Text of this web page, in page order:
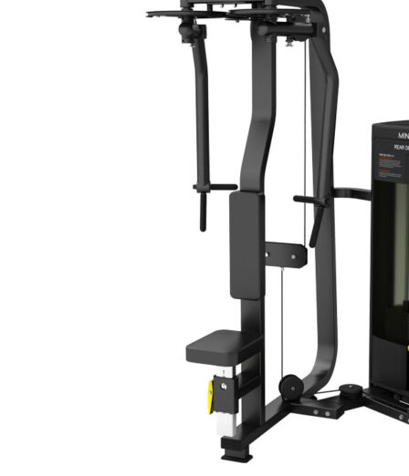
Cardio Spirit
Máy chạy bộ Spirit
Xe đạp tập Spirit
Xe đạp ngồi có tựa lưng Spirit
Máy trượt tuyết Spirit
Máy chèo thuyền Spirit
Máy tập phục hồi chức năng Spirit
SP3 Serie Strength Spirit
SP4 Serie Strength Spirit
Free weight Spirit
Cardio Tiger Sport
Máy chạy bộ Tiger Sport
Xe đạp tập Tiger Sport
Xe đạp ngồi có tựa lưng Tiger Sport
Máy trượt tuyết Tiger Sport
Máy chèo thuyền Tiger Sport
Strength Tiger Sport
TGP Serie Strength
TGP 20 Serie Strength
TGS Serie Strength
TGF Serie Strength
TM Serie Strength
TM-FB Serie Strength
TM-FD Serie Strength